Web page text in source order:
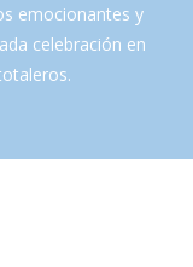
emocionantes y
celebración en